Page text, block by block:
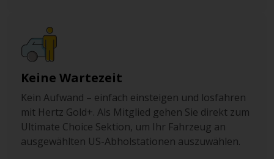
Keine Wartezeit
Kein Aufwand – einfach einsteigen und losfahren
mit Hertz Gold+. Als Mitglied gehen Sie direkt zum
Ultimate Choice Sektion, um Ihr Fahrzeug an
ausgewählten US-Abholstationen auszuwählen.